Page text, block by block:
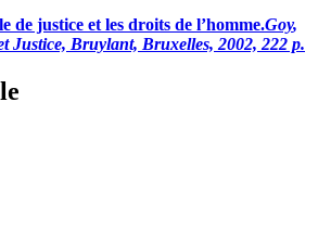
de justice et les droits de l’homme.Goy,
Justice, Bruylant, Bruxelles, 2002, 222 p.